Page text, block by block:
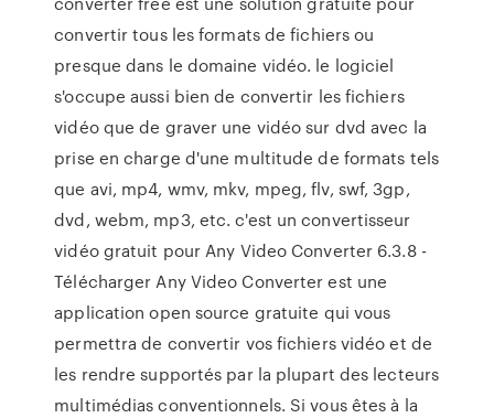
convertir tous les formats de fichiers ou
presque dans le domaine vidéo. le logiciel
s'occupe aussi bien de convertir les fichiers
vidéo que de graver une vidéo sur dvd avec la
prise en charge d'une multitude de formats tels
que avi, mp4, wmv, mkv, mpeg, flv, swf, 3gp,
dvd, webm, mp3, etc. c'est un convertisseur
vidéo gratuit pour Any Video Converter 6.3.8 -
Télécharger Any Video Converter est une
application open source gratuite qui vous
permettra de convertir vos fichiers vidéo et de
les rendre supportés par la plupart des lecteurs
multimédias conventionnels. Si vous êtes à la